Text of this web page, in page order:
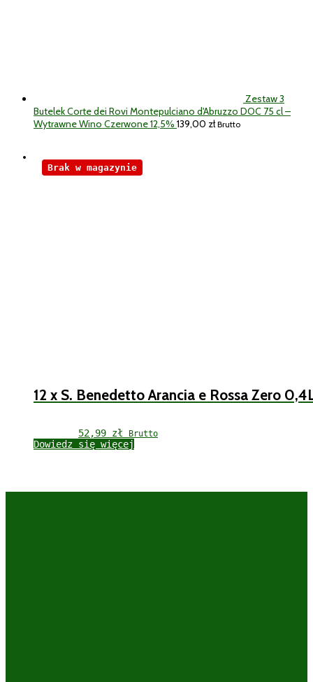
Zestaw 3
Butelek Corte dei Rovi Montepulciano d'Abruzzo DOC 75 cl –
Wytrawne Wino Czerwone 12,5% 139,00 zł Brutto
12 x S. Benedetto Arancia e Rossa Zero
52,99 zł Brutto
Dowiedz się więcej
Brak w magazynie